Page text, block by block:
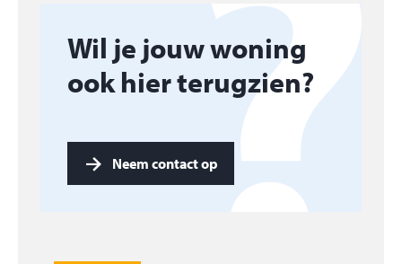
Wil je jouw woning
ook hier terugzien?
Neem contact op